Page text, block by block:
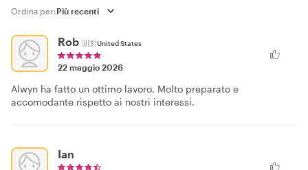
Ordina per:
Rob 🇺🇸United States
22 maggio 2026
Alwyn ha fatto un ottimo lavoro. Molto preparato e
accomodante rispetto ai nostri interessi.
Ian